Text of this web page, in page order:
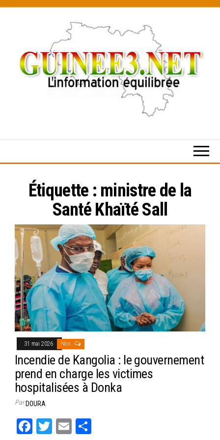
content
Étiquette : ministre de la
Santé Khaïté Sall
31 mai 2026 Non
Incendie de Kangolia : le gouvernement
prend en charge les victimes
hospitalisées à Donka
ParDOURA
Fa
T
E